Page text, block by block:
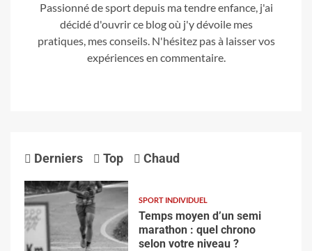
Passionné de sport depuis ma tendre enfance, j'ai
décidé d'ouvrir ce blog où j'y dévoile mes
pratiques, mes conseils. N'hésitez pas à laisser vos
expériences en commentaire.
Derniers Top Chaud
SPORT INDIVIDUEL
Temps moyen d’un semi
marathon : quel chrono
selon votre niveau ?